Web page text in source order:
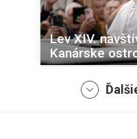
Lev XIV.
Kanárske